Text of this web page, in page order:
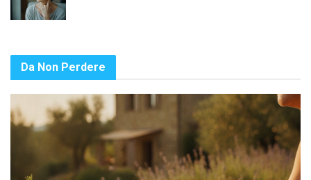
Da Non Perdere